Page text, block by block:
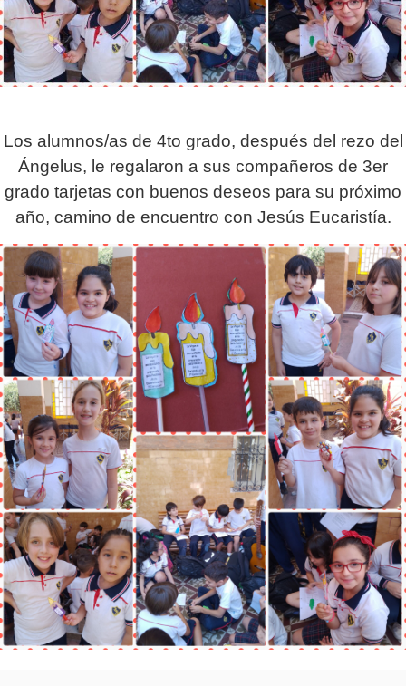
Los alumnos/as de 4to grado, después del rezo del
Ángelus, le regalaron a sus compañeros de 3er
grado tarjetas con buenos deseos para su próximo
año, camino de encuentro con Jesús Eucaristía.